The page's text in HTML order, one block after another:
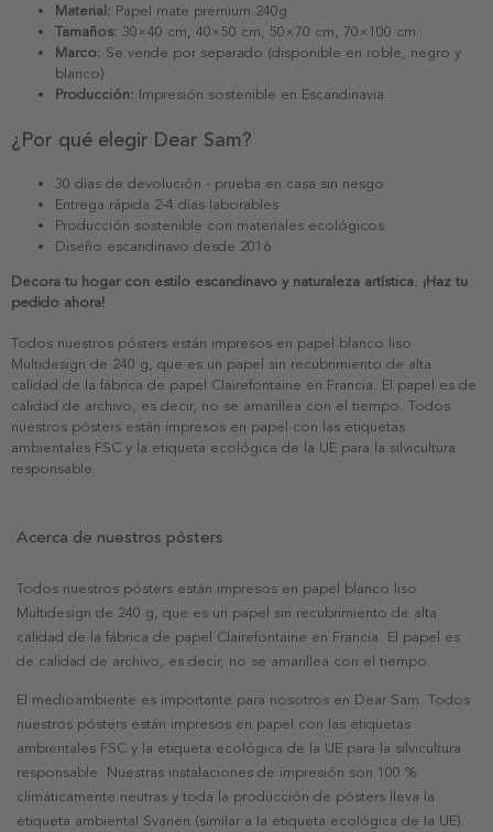
Material: Papel mate premium 240g
Tamaños: 30×40 cm, 40×50 cm, 50×70 cm, 70×100 cm
Marco: Se vende por separado (disponible en roble, negro y
blanco)
Producción: Impresión sostenible en Escandinavia
¿Por qué elegir Dear Sam?
30 días de devolución - prueba en casa sin riesgo
Entrega rápida 2-4 días laborables
Producción sostenible con materiales ecológicos
Diseño escandinavo desde 2016
Decora tu hogar con estilo escandinavo y naturaleza artística. ¡Haz tu
pedido ahora!
Todos nuestros pósters están impresos en papel blanco liso
Multidesign de 240 g, que es un papel sin recubrimiento de alta
calidad de la fábrica de papel Clairefontaine en Francia. El papel es de
calidad de archivo, es decir, no se amarillea con el tiempo. Todos
nuestros pósters están impresos en papel con las etiquetas
ambientales FSC y la etiqueta ecológica de la UE para la silvicultura
responsable.
Acerca de nuestros pósters
Todos nuestros pósters están impresos en papel blanco liso
Multidesign de 240 g, que es un papel sin recubrimiento de alta
calidad de la fábrica de papel Clairefontaine en Francia. El papel es
de calidad de archivo, es decir, no se amarillea con el tiempo.
El medioambiente es importante para nosotros en Dear Sam. Todos
nuestros pósters están impresos en papel con las etiquetas
ambientales FSC y la etiqueta ecológica de la UE para la silvicultura
responsable. Nuestras instalaciones de impresión son 100 %
climáticamente neutras y toda la producción de pósters lleva la
etiqueta ambiental Svanen (similar a la etiqueta ecológica de la UE).